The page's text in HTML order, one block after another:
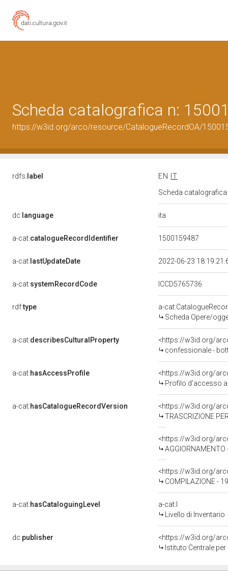
Scheda catalografica n:
https://w3id.org/arco/resource/CatalogueRecordOA/
rdfs: label EN
IT
Scheda
dc: language ita
a-cat:catalogueRecordIdentifier 1500159487
a-cat: lastUpdateDate 2022-06-23
a-cat:systemRecordCode ICCD5765736
rdf:type
a-
Scheda Opere/
a-cat:describesCulturalProperty
<https://w3id.org/
confessionale -
a-cat:hasAccessProfile
<https://w3id.org/
Profilo d'accesso
a-cat:hasCatalogueRecordVersion
<https://w3id.org/
TRASCRIZIONE
<https://w3id.org/
<https://w3id.org/
COMPILAZIONE -
a-cat:hasCataloguingLevel
a-cat:I
Livello di Inventario
dc:publisher
<https://w3id.org/
Istituto Centrale